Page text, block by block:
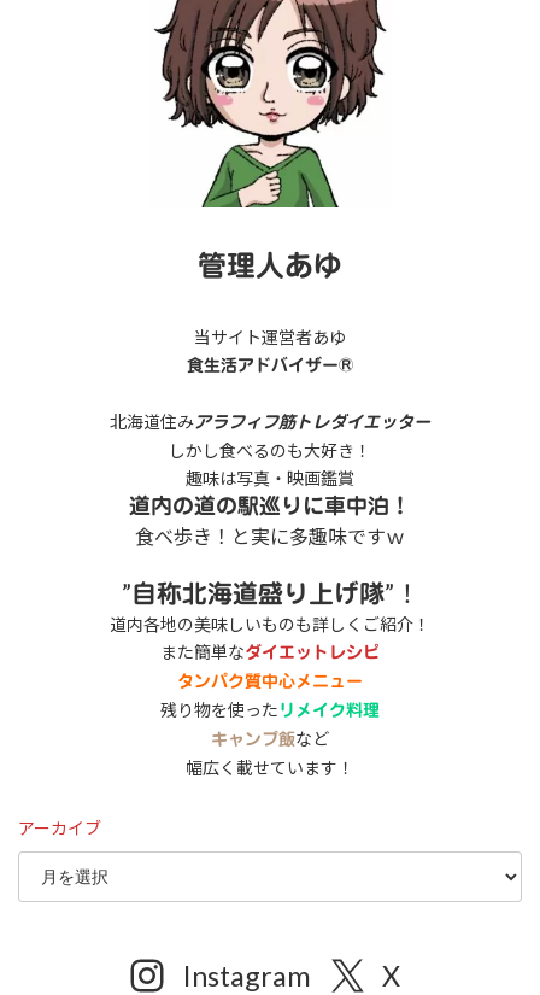
管理人あゆ
当サイト運営者あゆ
食生活アドバイザー®
北海道住み アラフィフ筋トレダイエッター
しかし食べるのも大好き！
趣味は写真・映画鑑賞
道内の道の駅巡りに車中泊！
食べ歩き！と実に多趣味ですｗ
”自称北海道盛り上げ隊”！
道内各地の美味しいものも詳しくご紹介！
また簡単なダイエットレシピ
タンパク質中心メニュー
残り物を使った リメイク料理
キャンプ飯など
幅広く載せています！
アーカイブ
Instagram X